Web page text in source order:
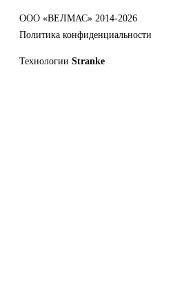
ООО «ВЕЛМАС» 2014-2026
Политика конфиденциальности
Технологии Stranke